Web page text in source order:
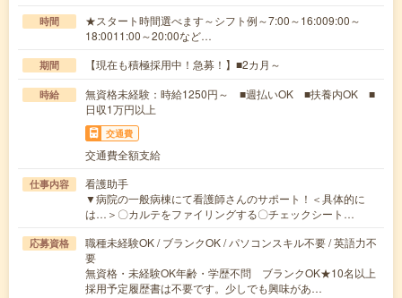
時間
★スタート時間選べます～シフト例～7:00～16:009:00～
18:0011:00～20:00など…
期間 【現在も積極採用中！急募！】■2カ月～
時給
無資格未経験：時給1250円～ ■週払いOK ■扶養内OK ■
日収1万円以上
交通費
交通費全額支給
仕事内容
看護助手
▼病院の一般病棟にて看護師さんのサポート！＜具体的に
は…＞〇カルテをファイリングする〇チェックシート…
応募資格
職種未経験OK / ブランクOK / パソコンスキル不要 / 英語力不
要
無資格・未経験OK年齢・学歴不問 ブランクOK★10名以上
採用予定履歴書は不要です。少しでも興味があ…